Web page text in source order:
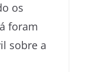
os
foram
sobre a